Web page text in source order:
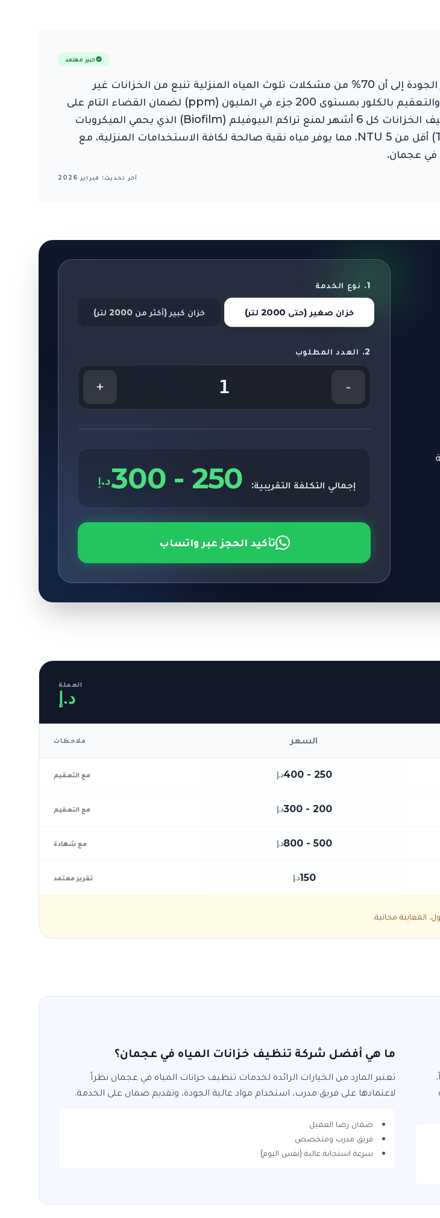
خبير معتمد
تعد نظافة خزانات المياه في عجمان ضرورة صحية حيث تشير تقارير الجودة إلى أن 70% من مشكلات تلوث المياه المنزلية تنبع من الخزانات غير
المصانة. في "المارد"، نتبع بروتوكولاً صارماً يتضمن سحب الرواسب والتعقيم بالكلور بمستوى 200 جزء في المليون (ppm) لضمان القضاء التام على
بكتيريا اللجيونيلا والطحالب. تتطلب المعايير الفنية في عجمان تنظيف الخزانات كل 6 أشهر لمنع تراكم البيوفيلم (Biofilm) الذي يحمي الميكروبات
من الكلور العادي. خدمتنا تضمن بقاء مستويات العقورة (Turbidity) أقل من 5 NTU، مما يوفر مياه نقية صالحة لكافة الاستخدامات المنزلية، مع
في عجمان.
آخر تحديث: فبراير 2026
1. نوع الخدمة
خزان صغير (حتى 2000 لتر) خزان كبير (أكثر من 2000 لتر)
2. العدد المطلوب
-
1
+
إجمالي التكلفة التقريبية: 250
-
300د.إ
تأكيد الحجز عبر واتساب
العملة
د.إ
السعر ملاحظات
250 - 400 د.إ مع التعقيم
200 - 300 د.إ مع التعقيم
500 - 800 د.إ مع شهادة
150د.إ تقرير معتمد
المعاينة مجانية.
ما هي أفضل شركة تنظيف خزانات المياه في عجمان؟
تعتبر المارد من الخيارات الرائدة لخدمات تنظيف خزانات المياه في عجمان نظراً
لاعتمادها على فريق مدرب، استخدام مواد عالية الجودة، وتقديم ضمان على الخدمة.
ضمان رضا العميل
فريق مدرب ومتخصص
سرعة استجابة عالية (نفس اليوم)